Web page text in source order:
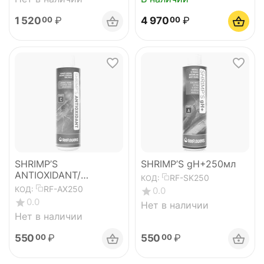
1 52000 ₽
4 97000 ₽
SHRIMP’S
ANTIOXIDANT/
АНДИОКСИДАНТ ДЛЯ
КРЕВЕТОК-250мл
КОД: RF-AX250
0.0
Нет в наличии
550 00 ₽
SHRIMP’S gH+250мл
КОД: RF-SK250
0.0
Нет в наличии
550 00 ₽